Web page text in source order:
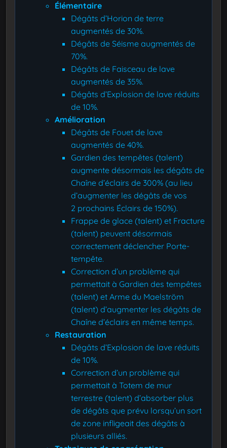
Élémentaire
Dégâts d’Horion de terre
augmentés de 30%.
Dégâts de Séisme augmentés de
70%.
Dégâts de Faisceau de lave
augmentés de 35%.
Dégâts d’Explosion de lave réduits
de 10%.
Amélioration
Dégâts de Fouet de lave
augmentés de 40%.
Gardien des tempêtes (talent)
augmente désormais les dégâts de
Chaîne d’éclairs de 300% (au lieu
d’augmenter les dégâts de vos
2 prochains Éclairs de 150%).
Frappe de glace (talent) et Fracture
(talent) peuvent désormais
correctement déclencher Porte-
tempête.
Correction d’un problème qui
permettait à Gardien des tempêtes
(talent) et Arme du Maelström
(talent) d’augmenter les dégâts de
Chaîne d’éclairs en même temps.
Restauration
Dégâts d’Explosion de lave réduits
de 10%.
Correction d’un problème qui
permettait à Totem de mur
terrestre (talent) d’absorber plus
de dégâts que prévu lorsqu’un sort
de zone infligeait des dégâts à
plusieurs alliés.